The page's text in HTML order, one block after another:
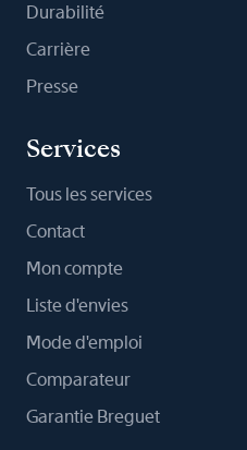
Durabilité
Carrière
Presse
Services
Tous les services
Contact
Mon compte
Liste d'envies
Mode d'emploi
Comparateur
Garantie Breguet